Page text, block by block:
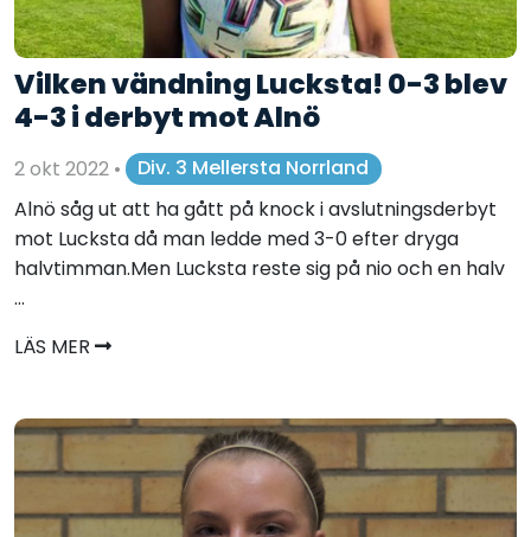
Vilken vändning Lucksta! 0-3 blev
4-3 i derbyt mot Alnö
2 okt 2022 •
Div. 3 Mellersta Norrland
Alnö såg ut att ha gått på knock i avslutningsderbyt
mot Lucksta då man ledde med 3-0 efter dryga
halvtimman.Men Lucksta reste sig på nio och en halv
...
LÄS MER